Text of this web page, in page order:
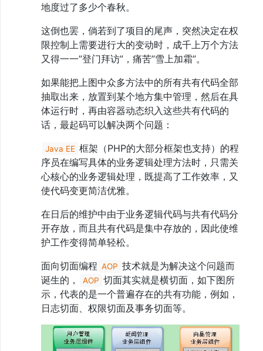
地度过了多少个春秋。
这倒也罢，倘若到了项目的尾声，突然决定在权
限控制上需要进行大的变动时，成千上万个方法
又得一一”登门拜访”，痛苦”雪上加霜”。
如果能把上图中众多方法中的所有共有代码全部
抽取出来，放置到某个地方集中管理，然后在具
体运行时，再由容器动态织入这些共有代码的
话，最起码可以解决两个问题：
Java EE 框架（PHP的大部分框架也支持）的程
序员在编写具体的业务逻辑处理方法时，只需关
心核心的业务逻辑处理，既提高了工作效率，又
使代码变更简洁优雅。
在日后的维护中由于业务逻辑代码与共有代码分
开存放，而且共有代码是集中存放的，因此使维
护工作变得简单轻松。
面向切面编程 AOP 技术就是为解决这个问题而
诞生的，
AOP 切面其实就是横切面，如下图所
示，代表的是一个普遍存在的共有功能，例如，
日志切面、权限切面及事务切面等。